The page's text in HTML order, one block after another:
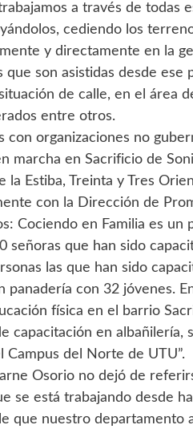
a través de todas
cediendo los
y directamente en la
que son asistidas desde
de calle, en el área
entre otros.
con organizaciones no
marcha en Sacrificio de
la Estiba, Treinta y Tres
con la Dirección de
Cociendo en Familia es
señoras que han sido
las que han sido
panadería con 32 jóvenes.
física en el barrio
capacitación en
Campus del Norte de UTU”.
Osorio no dejó de
se está trabajando desde
que nuestro departamento